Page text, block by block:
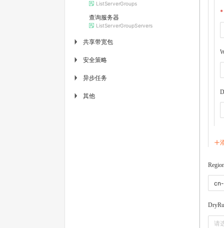
ListServerGroups
查询服务器
ListServerGroupServers
▶ 共享带宽包
▶ 安全策略
▶ 异步任务
▶ 其他
请